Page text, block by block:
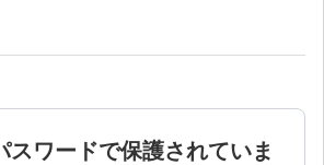
スワードで保護されていま